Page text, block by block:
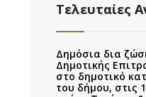
Τελευταίες
Δημόσια δια
Δημοτικής
στο δημοτικό
του δήμου, στις